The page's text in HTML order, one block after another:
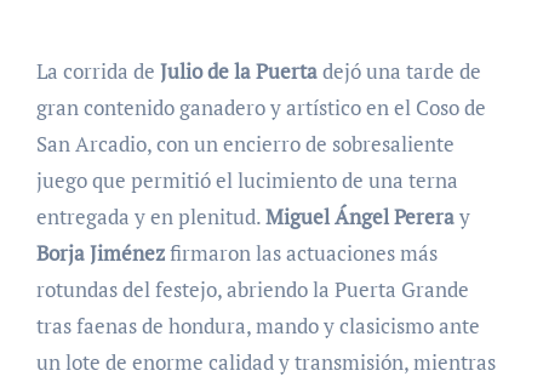
La corrida de Julio de la Puertadejó una tarde de
gran contenido ganadero y artístico en el Coso de
San Arcadio, con un encierro de sobresaliente
juego que permitió el lucimiento de una terna
entregada y en plenitud.Miguel Ángel Pereray
Borja Jiménezfirmaron las actuaciones más
rotundas del festejo, abriendo la Puerta Grande
tras faenas de hondura, mando y clasicismo ante
un lote de enorme calidad y transmisión, mientras